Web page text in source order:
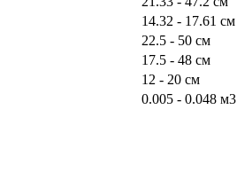
14.32 - 17.61 см
22.5 - 50 см
17.5 - 48 см
12 - 20 см
0.005 - 0.048 м3